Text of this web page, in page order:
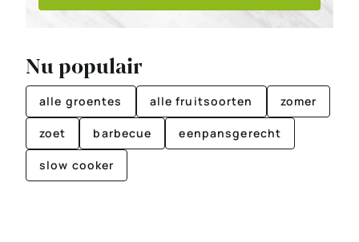
Nu populair
alle groentes alle fruitsoorten zomer
zoet barbecue eenpansgerecht
slow cooker